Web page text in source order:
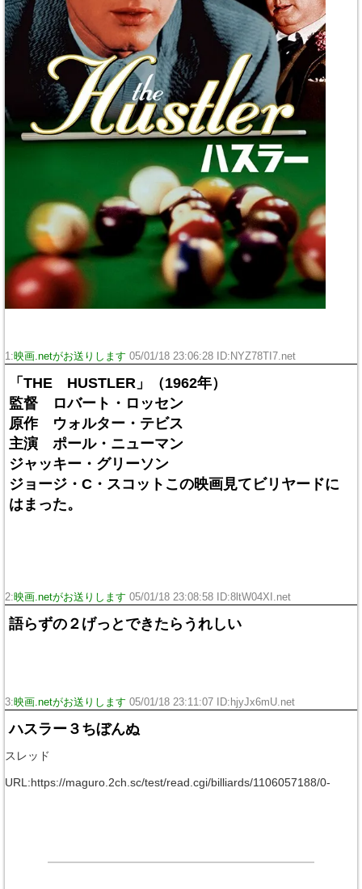
1:映画.netがお送りします 05/01/18 23:06:28 ID:NYZ78TI7.net
「THE HUSTLER」（1962年）
監督 ロバート・ロッセン
原作 ウォルター・テビス
主演 ポール・ニューマン
ジャッキー・グリーソン
ジョージ・C・スコットこの映画見てビリヤードに
はまった。
2:映画.netがお送りします 05/01/18 23:08:58 ID:8ltW04XI.net
語らずの２げっとできたらうれしい
3:映画.netがお送りします 05/01/18 23:11:07 ID:hjyJx6mU.net
ハスラー３ちぼんぬ
スレッド
URL:https://maguro.2ch.sc/test/read.cgi/billiards/1106057188/0-